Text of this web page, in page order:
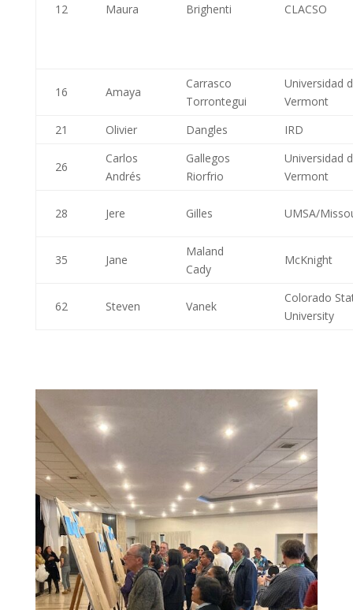
12 Maura Brighenti CLACSO
16 Amaya
Carrasco
Torrontegui
Universidad
Vermont
21
Olivier Dangles IRD
26
Carlos
Andrés
Gallegos
Riorfrio
Universidad
Vermont
28 Jere Gilles UMSA/
35 Jane
Maland
Cady
McKnight
62 Steven Vanek
Colorado
University